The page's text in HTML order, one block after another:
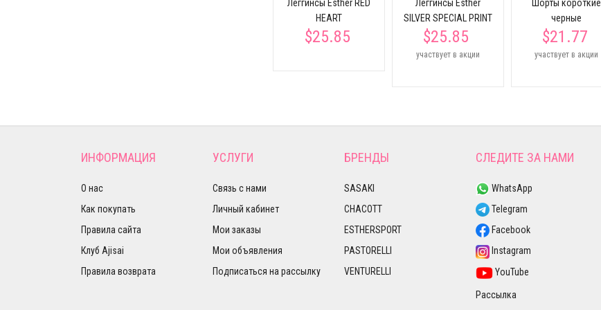
Леггинсы Esther RED
HEART
$25.85
Леггинсы Esther
SILVER SPECIAL PRINT
$25.85
участвует в акции
Шорты короткие
черные
$21.77
участвует в акции
ИНФОРМАЦИЯ
О нас
Как покупать
Правила сайта
Клуб Ajisai
Правила возврата
УСЛУГИ
Связь с нами
Личный кабинет
Мои заказы
Мои объявления
Подписаться на рассылку
БРЕНДЫ
SASAKI
CHACOTT
ESTHERSPORT
PASTORELLI
VENTURELLI
СЛЕДИТЕ ЗА НАМИ
WhatsApp
Telegram
Facebook
Instagram
YouTube
Рассылка